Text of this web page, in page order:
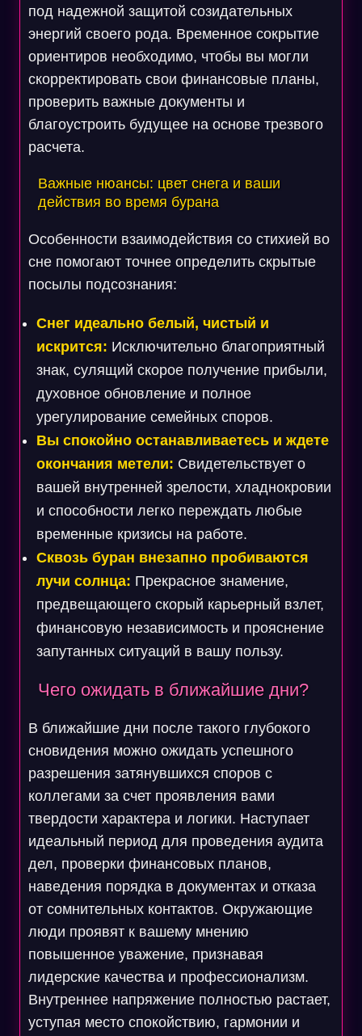
под надежной защитой созидательных
энергий своего рода. Временное сокрытие
ориентиров необходимо, чтобы вы могли
скорректировать свои финансовые планы,
проверить важные документы и
благоустроить будущее на основе трезвого
расчета.
Важные нюансы: цвет снега и ваши
действия во время бурана
Особенности взаимодействия со стихией во
сне помогают точнее определить скрытые
посылы подсознания:
Снег идеально белый, чистый и
искрится: Исключительно благоприятный
знак, сулящий скорое получение прибыли,
духовное обновление и полное
урегулирование семейных споров.
Вы спокойно останавливаетесь и ждете
окончания метели: Свидетельствует о
вашей внутренней зрелости, хладнокровии
и способности легко переждать любые
временные кризисы на работе.
Сквозь буран внезапно пробиваются
лучи солнца: Прекрасное знамение,
предвещающего скорый карьерный взлет,
финансовую независимость и прояснение
запутанных ситуаций в вашу пользу.
Чего ожидать в ближайшие дни?
В ближайшие дни после такого глубокого
сновидения можно ожидать успешного
разрешения затянувшихся споров с
коллегами за счет проявления вами
твердости характера и логики. Наступает
идеальный период для проведения аудита
дел, проверки финансовых планов,
наведения порядка в документах и отказа
от сомнительных контактов. Окружающие
люди проявят к вашему мнению
повышенное уважение, признавая
лидерские качества и профессионализм.
Внутреннее напряжение полностью растает,
уступая место спокойствию, гармонии и